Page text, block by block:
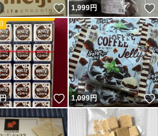
！ いいね！
1,999円
！
円 いいね！
1,099円